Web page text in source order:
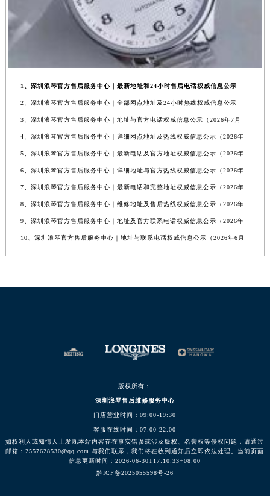
1、深圳浪琴官方售后服务中心｜最新地址和24小时售后电话权威信息公示
2、深圳浪琴官方售后服务中心｜全部网点地址及24小时热线权威信息公示
3、深圳浪琴官方售后服务中心｜地址与官方电话权威信息公示（2026年7月
4、深圳浪琴官方售后服务中心｜详细网点地址及热线权威信息公示（2026年
5、深圳浪琴官方售后服务中心｜最新电话及官方地址权威信息公示（2026年
6、深圳浪琴官方售后服务中心｜详细地址与官方热线权威信息公示（2026年
7、深圳浪琴官方售后服务中心｜最新电话和完整地址权威信息公示（2026年
8、深圳浪琴官方售后服务中心｜维修地址及售后热线权威信息公示（2026年
9、深圳浪琴官方售后服务中心｜地址及官方联系电话权威信息公示（2026年
10、深圳浪琴官方售后服务中心｜地址与联系电话权威信息公示（2026年6月
版权所有：
深圳浪琴售后维修服务中心
门店营业时间：09:00-19:30
客服在线时间：07:00-22:00
如权利人或知情人士发现本站内容存在事实错误或涉及版权、名誉权等侵权问题，请通过
邮箱：2557628530@qq.com 与我们联系，我们将在收到通知后立即依法处理。当前页面
信息更新时间：2026-06-30T17:10:33+08:00
黔ICP备2025055598号-26